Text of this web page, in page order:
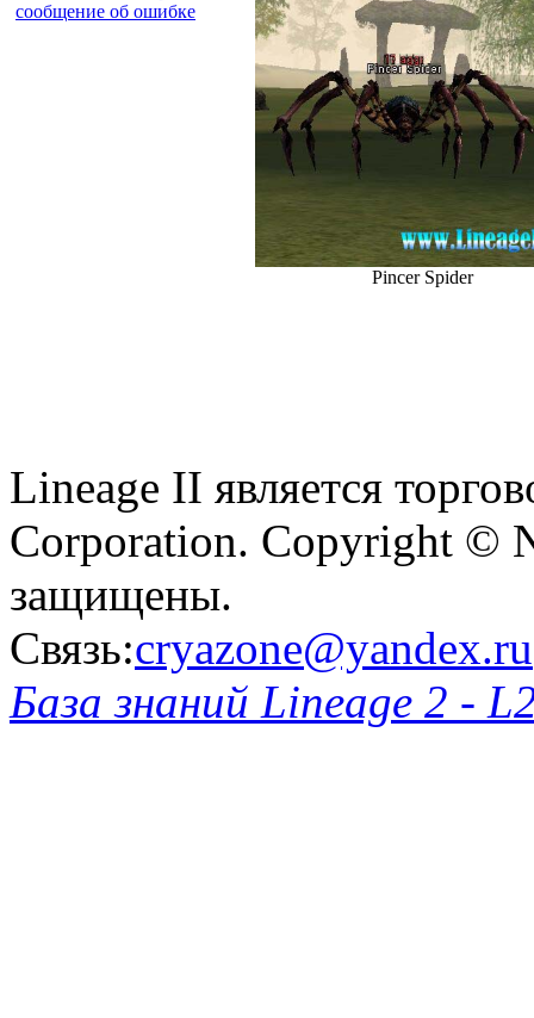
сообщение об ошибке
Pincer Spider
Lineage II является
Corporation. Copyright ©
защищены.
Связь:cryazone@yandex.ru
База знаний Lineage 2 -